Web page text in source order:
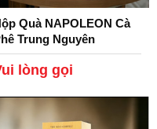
Quà NAPOLEON Cà
Trung Nguyên
lòng gọi